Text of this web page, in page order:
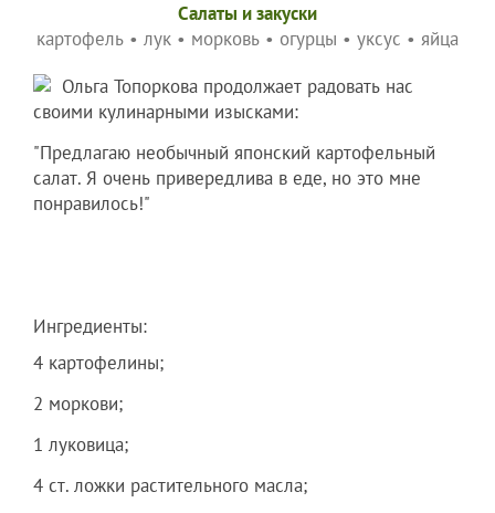
Салаты и закуски
картофель • лук • морковь • огурцы • уксус • яйца
Ольга Топоркова продолжает радовать нас
своими кулинарными изысками:
"Предлагаю необычный японский картофельный
салат. Я очень привередлива в еде, но это мне
понравилось!"
Ингредиенты:
4 картофелины;
2 моркови;
1 луковица;
4 ст. ложки растительного масла;